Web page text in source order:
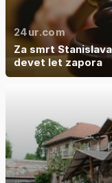
24ur.com
Za smrt
devet let zapora